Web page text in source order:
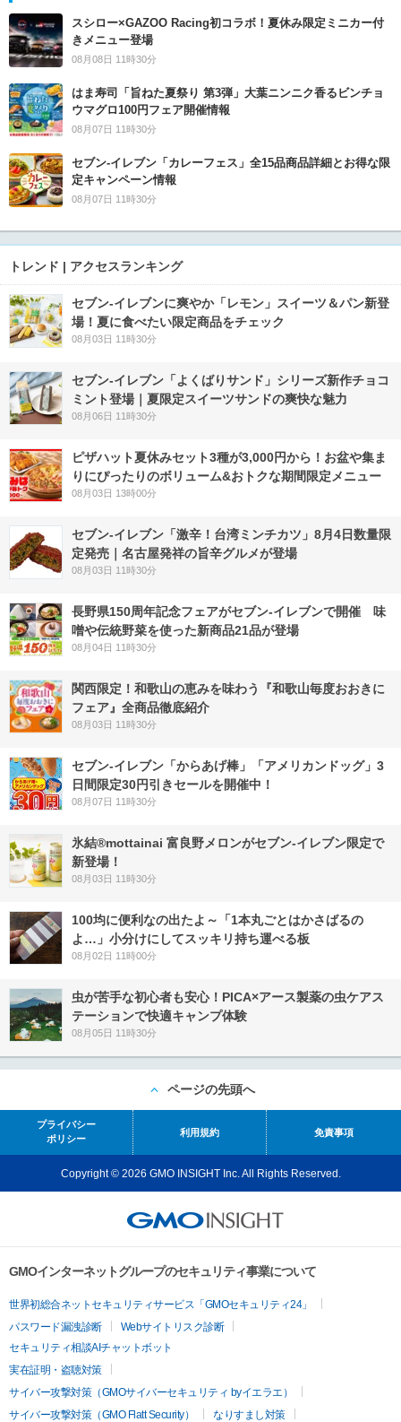
スシロー×GAZOO Racing初コラボ！夏休み限定ミニカー付
きメニュー登場
08月08日 11時30分
はま寿司「旨ねた夏祭り 第3弾」大葉ニンニク香るビンチョ
ウマグロ100円フェア開催情報
08月07日 11時30分
セブン‐イレブン「カレーフェス」全15品商品詳細とお得な限
定キャンペーン情報
08月07日 11時30分
トレンド | アクセスランキング
セブン‐イレブンに爽やか「レモン」スイーツ＆パン新登
場！夏に食べたい限定商品をチェック
08月03日 11時30分
セブン‐イレブン「よくばりサンド」シリーズ新作チョコ
ミント登場｜夏限定スイーツサンドの爽快な魅力
08月06日 11時30分
ピザハット夏休みセット3種が3,000円から！お盆や集ま
りにぴったりのボリューム&おトクな期間限定メニュー
08月03日 13時00分
セブン-イレブン「激辛！台湾ミンチカツ」8月4日数量限
定発売｜名古屋発祥の旨辛グルメが登場
08月03日 11時30分
長野県150周年記念フェアがセブン-イレブンで開催 味
噌や伝統野菜を使った新商品21品が登場
08月04日 11時30分
関西限定！和歌山の恵みを味わう『和歌山毎度おおきに
フェア』全商品徹底紹介
08月03日 11時30分
セブン‐イレブン「からあげ棒」「アメリカンドッグ」3
日間限定30円引きセールを開催中！
08月07日 11時30分
氷結®mottainai 富良野メロンがセブン‐イレブン限定で
新登場！
08月03日 11時30分
100均に便利なの出たよ～「1本丸ごとはかさばるの
よ…」小分けにしてスッキリ持ち運べる板
08月02日 11時00分
虫が苦手な初心者も安心！PICA×アース製薬の虫ケアス
テーションで快適キャンプ体験
08月05日 11時30分
ページの先頭へ
プライバシー
ポリシー
利用規約 免責事項
Copyright © 2026 GMO INSIGHT Inc. All Rights Reserved.
GMOインターネットグループのセキュリティ事業について
世界初総合ネットセキュリティサービス「GMOセキュリティ24」
パスワード漏洩診断
Webサイトリスク診断
セキュリティ相談AIチャットボット
実在証明・盗聴対策
サイバー攻撃対策（GMOサイバーセキュリティ byイエラエ）
サイバー攻撃対策（GMO Flatt Security）
なりすまし対策